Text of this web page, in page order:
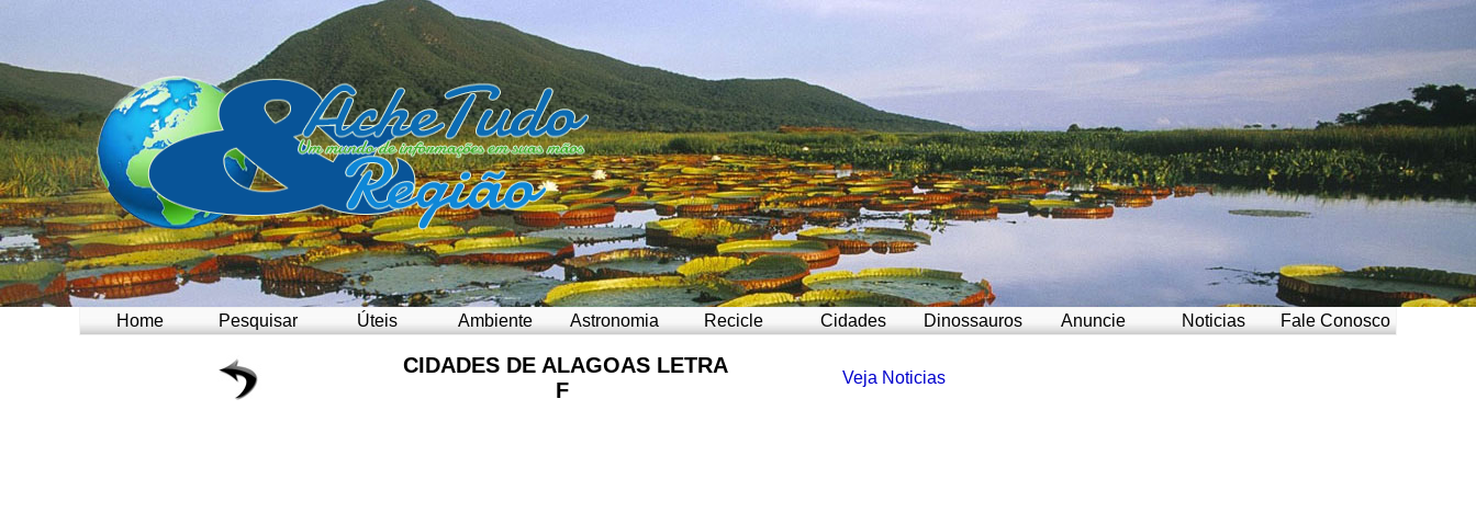
Home Pesquisar Úteis Ambiente Astronomia Recicle Cidades Dinossauros Anuncie Noticias Fale Conosco
CIDADES DE ALAGOAS LETRA
F
Veja Noticias